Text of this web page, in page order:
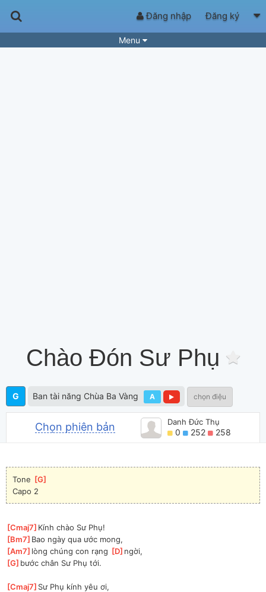
Đăng nhập Đăng ký
Menu
Chào Đón Sư Phụ
G Ban tài năng Chùa Ba Vàng A chọn điệu
Chọn phiên bản Danh Đức Thụ
0 252 258
Tone [G
Capo 2
[Cmaj7 ]Kính chào Sư Phụ!
[Bm7 ]Bao ngày qua ước mong,
[Am7 ]lòng chúng con rạng [D ]ngời,
[G ]bước chân Sư Phụ tới.
[Cmaj7 ]Sư Phụ kính yêu ơi,